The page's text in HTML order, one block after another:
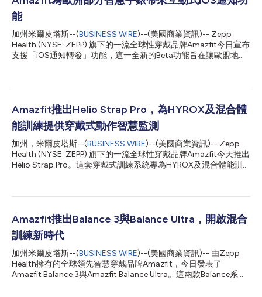
能
加州米爾皮塔斯--(BUSINESS WIRE)--(美國商業資訊)-- Zepp
Health (NYSE: ZEPP) 旗下的一流全球性穿戴品牌Amazfit今日宣布
支援「iOS通知轉發」功能，這一全新的Beta功能旨在讓歐盟地區
手錶上與可接收的通知進行互動。根據通知類型的不同，使用者可
看來自攝影機、門鈴及其他警報的影像。 「iOS通知轉發」功能將
首先在以下裝置推出： Amazfit Cheetah 2 Ultra Amazfit Balance
Ultra Amazfit Balance 3 預計後續將支援Amazfit Bip Max、Active
3 Premium、Cheetah 2 Pro、T-Rex 3、T-Rex 3 Pro、T-Rex Ultra
2和Balance 2等機型。 符合條件的使用者在更新Zepp App和手錶
韌體後即可啟用此功能。使用者可透過Zepp App中的設定提示...
Amazfit推出Helio Strap Pro，為HYROX及混合體
能訓練提供穿戴式動作智慧監測
加州，米爾皮塔斯--(BUSINESS WIRE)--(美國商業資訊)-- Zepp
Health (NYSE: ZEPP) 旗下的一流全球性穿戴品牌Amazfit今天推出
Helio Strap Pro。這套穿戴式訓練系統專為HYROX及混合體能訓
感測器，可在監測訓練過程中監測軀幹動作與穩定度。這個系統結
負荷、動作品質及肌肉負荷的資料，比手腕追蹤更加完整。 Helio
Strap Pro說明了Amazfit的混合體能訓練系統下階段發展方向
——追蹤超越心跳的其他表現，幫助運動員進一步了解隨著疲勞
的累積如何影響動作、效率及肌肉負荷的變化。 「心跳能反映運
動員的運動強度，卻無法全面顯示動作因疲勞累積而產生的變
化。」Amazfit全球行銷負責人Scott Shepley說，「Helio Strap
Pro結合上臂心跳資料、腰部運動感測及智慧型手錶表現資料，向
Amazfit推出Balance 3與Balance Ultra，開啟混合
訓練新時代
加州米爾皮塔斯--(BUSINESS WIRE)--(美國商業資訊)-- 由Zepp
Health擁有的全球領先智慧穿戴品牌Amazfit，今日發表了
Amazfit Balance 3與Amazfit Balance Ultra。這兩款Balance系列